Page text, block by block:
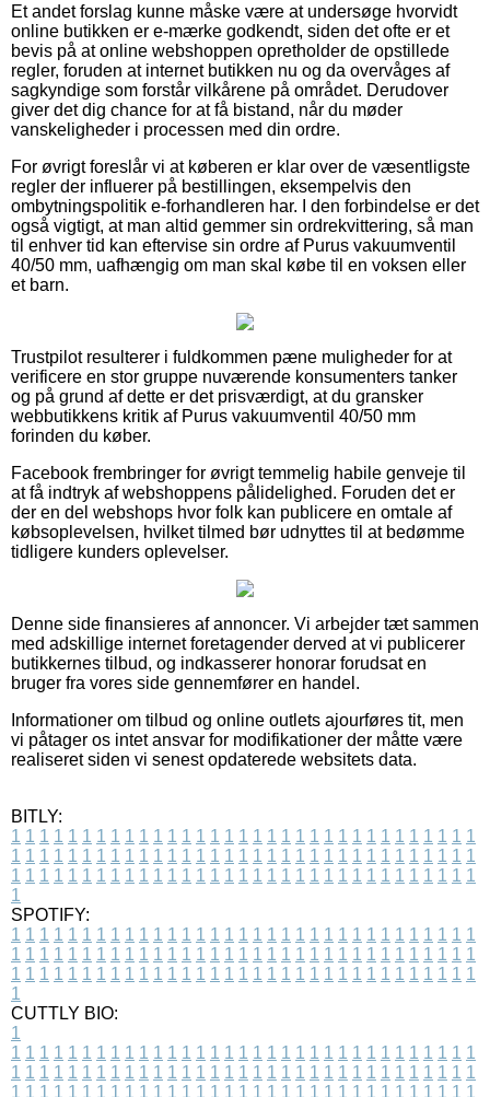
Et andet forslag kunne måske være at undersøge hvorvidt
online butikken er e-mærke godkendt, siden det ofte er et
bevis på at online webshoppen opretholder de opstillede
regler, foruden at internet butikken nu og da overvåges af
sagkyndige som forstår vilkårene på området. Derudover
giver det dig chance for at få bistand, når du møder
vanskeligheder i processen med din ordre.
For øvrigt foreslår vi at køberen er klar over de væsentligste
regler der influerer på bestillingen, eksempelvis den
ombytningspolitik e-forhandleren har. I den forbindelse er det
også vigtigt, at man altid gemmer sin ordrekvittering, så man
til enhver tid kan eftervise sin ordre af Purus vakuumventil
40/50 mm, uafhængig om man skal købe til en voksen eller
et barn.
Trustpilot resulterer i fuldkommen pæne muligheder for at
verificere en stor gruppe nuværende konsumenters tanker
og på grund af dette er det prisværdigt, at du gransker
webbutikkens kritik af Purus vakuumventil 40/50 mm
forinden du køber.
Facebook frembringer for øvrigt temmelig habile genveje til
at få indtryk af webshoppens pålidelighed. Foruden det er
der en del webshops hvor folk kan publicere en omtale af
købsoplevelsen, hvilket tilmed bør udnyttes til at bedømme
tidligere kunders oplevelser.
Denne side finansieres af annoncer. Vi arbejder tæt sammen
med adskillige internet foretagender derved at vi publicerer
butikkernes tilbud, og indkasserer honorar forudsat en
bruger fra vores side gennemfører en handel.
Informationer om tilbud og online outlets ajourføres tit, men
vi påtager os intet ansvar for modifikationer der måtte være
realiseret siden vi senest opdaterede websitets data.
BITLY:
1 1 1 1 1 1 1 1 1 1 1 1 1 1 1 1 1 1 1 1 1 1 1 1 1 1 1 1 1 1 1 1 1
1 1 1 1 1 1 1 1 1 1 1 1 1 1 1 1 1 1 1 1 1 1 1 1 1 1 1 1 1 1 1 1 1
1 1 1 1 1 1 1 1 1 1 1 1 1 1 1 1 1 1 1 1 1 1 1 1 1 1 1 1 1 1 1 1 1
1
SPOTIFY:
1 1 1 1 1 1 1 1 1 1 1 1 1 1 1 1 1 1 1 1 1 1 1 1 1 1 1 1 1 1 1 1 1
1 1 1 1 1 1 1 1 1 1 1 1 1 1 1 1 1 1 1 1 1 1 1 1 1 1 1 1 1 1 1 1 1
1 1 1 1 1 1 1 1 1 1 1 1 1 1 1 1 1 1 1 1 1 1 1 1 1 1 1 1 1 1 1 1 1
1
CUTTLY BIO:
1
1 1 1 1 1 1 1 1 1 1 1 1 1 1 1 1 1 1 1 1 1 1 1 1 1 1 1 1 1 1 1 1 1
1 1 1 1 1 1 1 1 1 1 1 1 1 1 1 1 1 1 1 1 1 1 1 1 1 1 1 1 1 1 1 1 1
1 1 1 1 1 1 1 1 1 1 1 1 1 1 1 1 1 1 1 1 1 1 1 1 1 1 1 1 1 1 1 1 1